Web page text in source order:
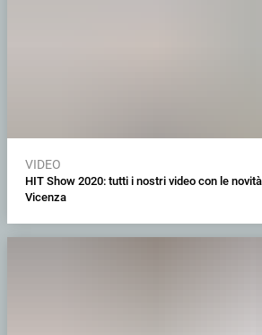
VIDEO
HIT Show 2020: tutti i nostri video con le
Vicenza